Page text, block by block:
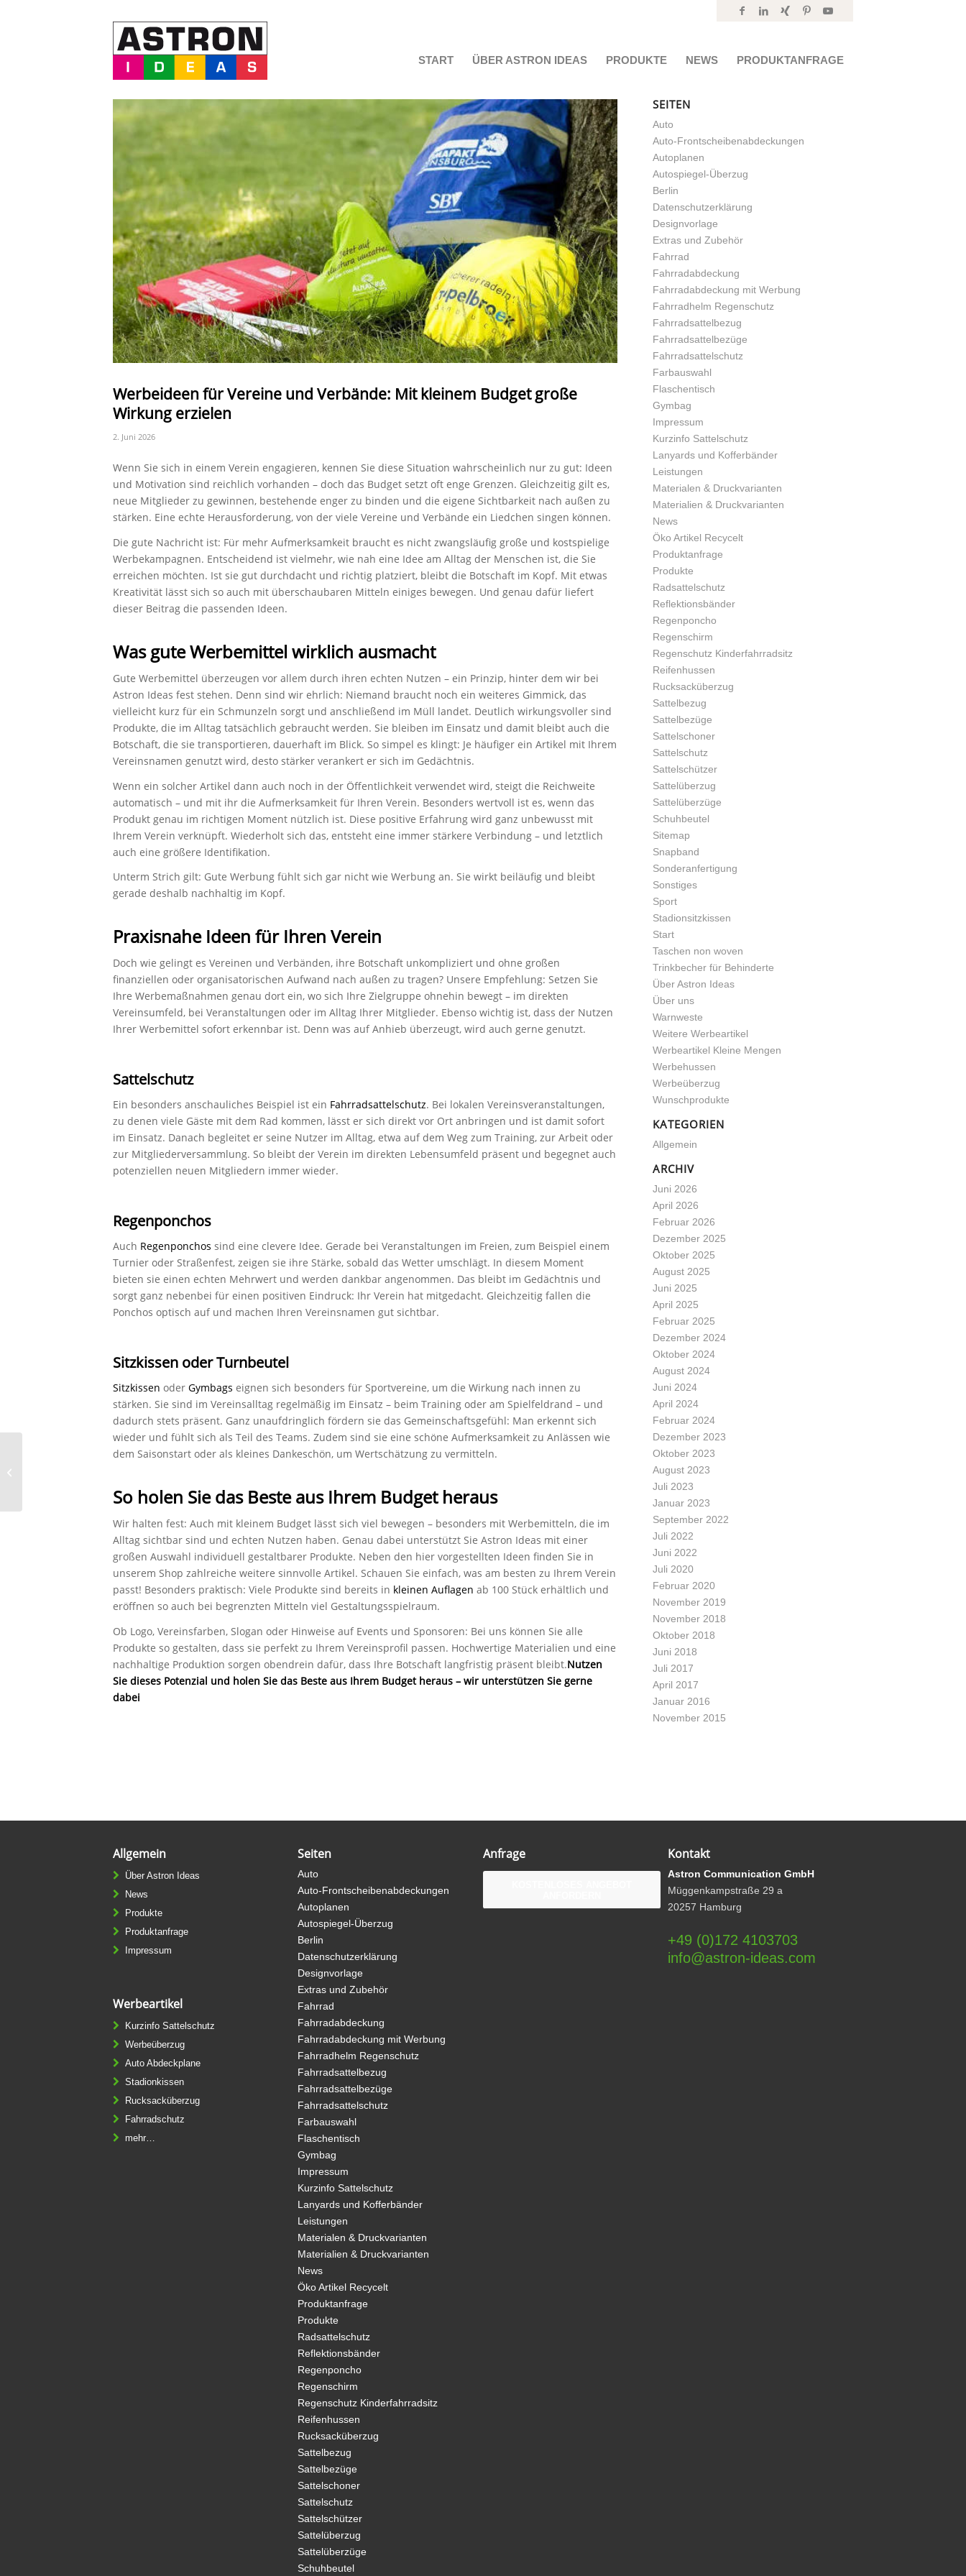
START ÜBER ASTRON IDEAS PRODUKTE NEWS PRODUKTANFRAGE
Werbeideen für Vereine und Verbände: Mit kleinem Budget große
Wirkung erzielen
2. Juni 2026
Wenn Sie sich in einem Verein engagieren, kennen Sie diese Situation wahrscheinlich nur zu gut: Ideen
und Motivation sind reichlich vorhanden – doch das Budget setzt oft enge Grenzen. Gleichzeitig gilt es,
neue Mitglieder zu gewinnen, bestehende enger zu binden und die eigene Sichtbarkeit nach außen zu
stärken. Eine echte Herausforderung, von der viele Vereine und Verbände ein Liedchen singen können.
Die gute Nachricht ist: Für mehr Aufmerksamkeit braucht es nicht zwangsläufig große und kostspielige
Werbekampagnen. Entscheidend ist vielmehr, wie nah eine Idee am Alltag der Menschen ist, die Sie
erreichen möchten. Ist sie gut durchdacht und richtig platziert, bleibt die Botschaft im Kopf. Mit etwas
Kreativität lässt sich so auch mit überschaubaren Mitteln einiges bewegen. Und genau dafür liefert
dieser Beitrag die passenden Ideen.
Was gute Werbemittel wirklich ausmacht
Gute Werbemittel überzeugen vor allem durch ihren echten Nutzen – ein Prinzip, hinter dem wir bei
Astron Ideas fest stehen. Denn sind wir ehrlich: Niemand braucht noch ein weiteres Gimmick, das
vielleicht kurz für ein Schmunzeln sorgt und anschließend im Müll landet. Deutlich wirkungsvoller sind
Produkte, die im Alltag tatsächlich gebraucht werden. Sie bleiben im Einsatz und damit bleibt auch die
Botschaft, die sie transportieren, dauerhaft im Blick. So simpel es klingt: Je häufiger ein Artikel mit Ihrem
Vereinsnamen genutzt wird, desto stärker verankert er sich im Gedächtnis.
Wenn ein solcher Artikel dann auch noch in der Öffentlichkeit verwendet wird, steigt die Reichweite
automatisch – und mit ihr die Aufmerksamkeit für Ihren Verein. Besonders wertvoll ist es, wenn das
Produkt genau im richtigen Moment nützlich ist. Diese positive Erfahrung wird ganz unbewusst mit
Ihrem Verein verknüpft. Wiederholt sich das, entsteht eine immer stärkere Verbindung – und letztlich
auch eine größere Identifikation.
Unterm Strich gilt: Gute Werbung fühlt sich gar nicht wie Werbung an. Sie wirkt beiläufig und bleibt
gerade deshalb nachhaltig im Kopf.
Praxisnahe Ideen für Ihren Verein
Doch wie gelingt es Vereinen und Verbänden, ihre Botschaft unkompliziert und ohne großen
finanziellen oder organisatorischen Aufwand nach außen zu tragen? Unsere Empfehlung: Setzen Sie
Ihre Werbemaßnahmen genau dort ein, wo sich Ihre Zielgruppe ohnehin bewegt – im direkten
Vereinsumfeld, bei Veranstaltungen oder im Alltag Ihrer Mitglieder. Ebenso wichtig ist, dass der Nutzen
Ihrer Werbemittel sofort erkennbar ist. Denn was auf Anhieb überzeugt, wird auch gerne genutzt.
Sattelschutz
Ein besonders anschauliches Beispiel ist ein Fahrradsattelschutz. Bei lokalen Vereinsveranstaltungen,
zu denen viele Gäste mit dem Rad kommen, lässt er sich direkt vor Ort anbringen und ist damit sofort
im Einsatz. Danach begleitet er seine Nutzer im Alltag, etwa auf dem Weg zum Training, zur Arbeit oder
zur Mitgliederversammlung. So bleibt der Verein im direkten Lebensumfeld präsent und begegnet auch
potenziellen neuen Mitgliedern immer wieder.
Regenponchos
Auch Regenponchos sind eine clevere Idee. Gerade bei Veranstaltungen im Freien, zum Beispiel einem
Turnier oder Straßenfest, zeigen sie ihre Stärke, sobald das Wetter umschlägt. In diesem Moment
bieten sie einen echten Mehrwert und werden dankbar angenommen. Das bleibt im Gedächtnis und
sorgt ganz nebenbei für einen positiven Eindruck: Ihr Verein hat mitgedacht. Gleichzeitig fallen die
Ponchos optisch auf und machen Ihren Vereinsnamen gut sichtbar.
Sitzkissen oder Turnbeutel
Sitzkissen oder Gymbags eignen sich besonders für Sportvereine, um die Wirkung nach innen zu
stärken. Sie sind im Vereinsalltag regelmäßig im Einsatz – beim Training oder am Spielfeldrand – und
dadurch stets präsent. Ganz unaufdringlich fördern sie das Gemeinschaftsgefühl: Man erkennt sich
wieder und fühlt sich als Teil des Teams. Zudem sind sie eine schöne Aufmerksamkeit zu Anlässen wie
dem Saisonstart oder als kleines Dankeschön, um Wertschätzung zu vermitteln.
So holen Sie das Beste aus Ihrem Budget heraus
Wir halten fest: Auch mit kleinem Budget lässt sich viel bewegen – besonders mit Werbemitteln, die im
Alltag sichtbar sind und echten Nutzen haben. Genau dabei unterstützt Sie Astron Ideas mit einer
großen Auswahl individuell gestaltbarer Produkte. Neben den hier vorgestellten Ideen finden Sie in
unserem Shop zahlreiche weitere sinnvolle Artikel. Schauen Sie einfach, was am besten zu Ihrem Verein
passt! Besonders praktisch: Viele Produkte sind bereits in kleinen Auflagen ab 100 Stück erhältlich und
eröffnen so auch bei begrenzten Mitteln viel Gestaltungsspielraum.
Ob Logo, Vereinsfarben, Slogan oder Hinweise auf Events und Sponsoren: Bei uns können Sie alle
Produkte so gestalten, dass sie perfekt zu Ihrem Vereinsprofil passen. Hochwertige Materialien und eine
nachhaltige Produktion sorgen obendrein dafür, dass Ihre Botschaft langfristig präsent bleibt.Nutzen
Sie dieses Potenzial und holen Sie das Beste aus Ihrem Budget heraus – wir unterstützen Sie gerne
dabei
SEITEN
Auto
Auto-Frontscheibenabdeckungen
Autoplanen
Autospiegel-Überzug
Berlin
Datenschutzerklärung
Designvorlage
Extras und Zubehör
Fahrrad
Fahrradabdeckung
Fahrradabdeckung mit Werbung
Fahrradhelm Regenschutz
Fahrradsattelbezug
Fahrradsattelbezüge
Fahrradsattelschutz
Farbauswahl
Flaschentisch
Gymbag
Impressum
Kurzinfo Sattelschutz
Lanyards und Kofferbänder
Leistungen
Materialen & Druckvarianten
Materialien & Druckvarianten
News
Öko Artikel Recycelt
Produktanfrage
Produkte
Radsattelschutz
Reflektionsbänder
Regenponcho
Regenschirm
Regenschutz Kinderfahrradsitz
Reifenhussen
Rucksacküberzug
Sattelbezug
Sattelbezüge
Sattelschoner
Sattelschutz
Sattelschützer
Sattelüberzug
Sattelüberzüge
Schuhbeutel
Sitemap
Snapband
Sonderanfertigung
Sonstiges
Sport
Stadionsitzkissen
Start
Taschen non woven
Trinkbecher für Behinderte
Über Astron Ideas
Über uns
Warnweste
Weitere Werbeartikel
Werbeartikel Kleine Mengen
Werbehussen
Werbeüberzug
Wunschprodukte
KATEGORIEN
Allgemein
ARCHIV
Juni 2026
April 2026
Februar 2026
Dezember 2025
Oktober 2025
August 2025
Juni 2025
April 2025
Februar 2025
Dezember 2024
Oktober 2024
August 2024
Juni 2024
April 2024
Februar 2024
Dezember 2023
Oktober 2023
August 2023
Juli 2023
Januar 2023
September 2022
Juli 2022
Juni 2022
Juli 2020
Februar 2020
November 2019
November 2018
Oktober 2018
Juni 2018
Juli 2017
April 2017
Januar 2016
November 2015
Allgemein
Über Astron Ideas
News
Produkte
Produktanfrage
Impressum
Werbeartikel
Kurzinfo Sattelschutz
Werbeüberzug
Auto Abdeckplane
Stadionkissen
Rucksacküberzug
Fahrradschutz
mehr…
Seiten
Auto
Auto-Frontscheibenabdeckungen
Autoplanen
Autospiegel-Überzug
Berlin
Datenschutzerklärung
Designvorlage
Extras und Zubehör
Fahrrad
Fahrradabdeckung
Fahrradabdeckung mit Werbung
Fahrradhelm Regenschutz
Fahrradsattelbezug
Fahrradsattelbezüge
Fahrradsattelschutz
Farbauswahl
Flaschentisch
Gymbag
Impressum
Kurzinfo Sattelschutz
Lanyards und Kofferbänder
Leistungen
Materialen & Druckvarianten
Materialien & Druckvarianten
News
Öko Artikel Recycelt
Produktanfrage
Produkte
Radsattelschutz
Reflektionsbänder
Regenponcho
Regenschirm
Regenschutz Kinderfahrradsitz
Reifenhussen
Rucksacküberzug
Sattelbezug
Sattelbezüge
Sattelschoner
Sattelschutz
Sattelschützer
Sattelüberzug
Sattelüberzüge
Schuhbeutel
Anfrage Kontakt
Astron Communication GmbH
Müggenkampstraße 29 a
20257 Hamburg
+49 (0)172 4103703
info@astron-ideas.com